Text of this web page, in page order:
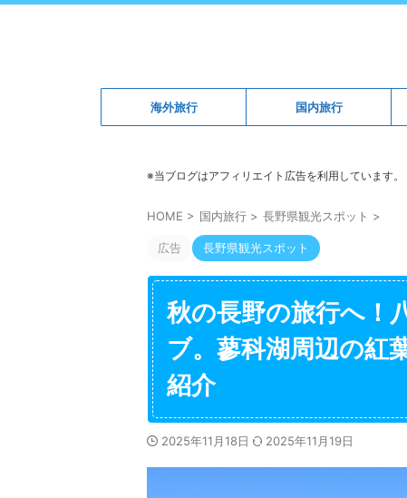
海外旅行 国内旅行
※当ブログはアフィリエイト広告を利用しています。
HOME > 国内旅行 > 長野県観光スポット >
広告 長野県観光スポット
秋の長野の旅行へ！
ブ。蓼科湖周辺の紅
紹介
2025年11月18日 2025年11月19日